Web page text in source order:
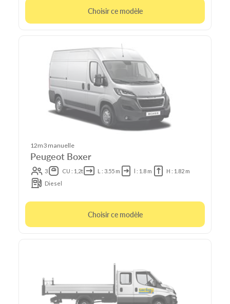
Choisir ce modèle
12m3 manuelle
Peugeot Boxer
3 CU : 1,2t L : 3.55 m l : 1.8 m
H : 1.82 m
Diesel
Choisir ce modèle